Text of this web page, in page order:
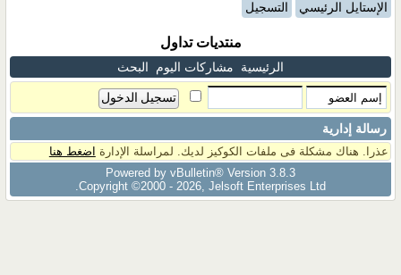
الإستايل الرئيسي التسجيل
منتديات تداول
الرئيسية مشاركات اليوم البحث
رسالة إدارية
عذرا. هناك مشكلة فى ملفات الكوكيز لديك. لمراسلة الإدارة اضغط هنا
Powered by vBulletin® Version 3.8.3
Copyright ©2000 - 2026, Jelsoft Enterprises Ltd.